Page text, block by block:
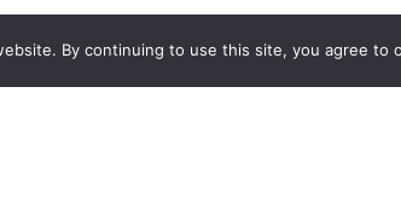
By continuing to use this site, you agree to